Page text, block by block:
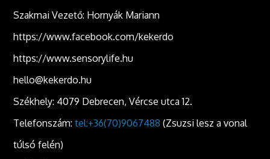
Szakmai Vezető: Hornyák Mariann
https://www.facebook.com/kekerdo
https://www.sensorylife.hu
hello@kekerdo.hu
Székhely: 4079 Debrecen, Vércse utca 12.
Telefonszám:tel:+36(70)9067488 (Zsuzsi lesz a vonal
túlsó felén)